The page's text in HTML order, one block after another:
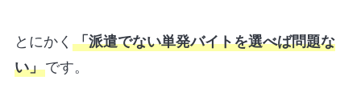
とにかく 「派遣でない単発バイトを選べば問題な
い」です。